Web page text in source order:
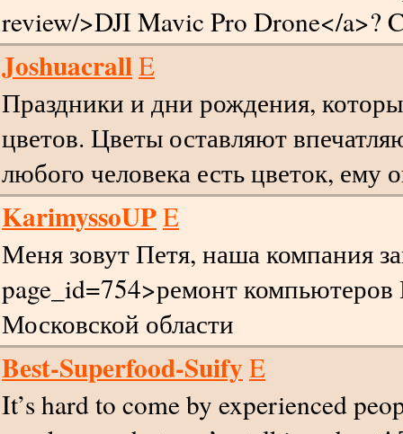
review/>DJI Mavic Pro Drone</a>?
JoshuacrallE
Праздники и дни рождения,
цветов. Цветы оставляют
любого человека есть цветок, ему
KarimyssoUPE
Меня зовут Петя, наша компания
page_id=754>ремонт
Московской области
Best-Superfood-Suify E
It’s hard to come by experienced